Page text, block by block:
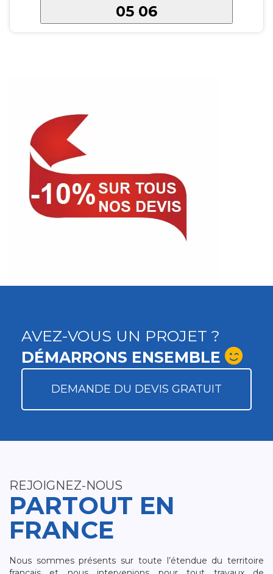
05 06
AVEZ-VOUS UN PROJET ?
DÉMARRONS ENSEMBLE
DEMANDE DU DEVIS GRATUIT
REJOIGNEZ-NOUS
PARTOUT EN
FRANCE
Nous sommes présents sur toute l’étendue du territoire